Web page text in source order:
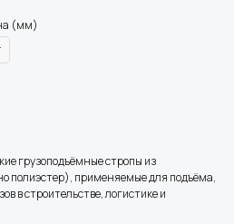
(мм)
грузоподъёмные стропы из
полиэстер), применяемые для подъёма,
в строительстве, логистике и